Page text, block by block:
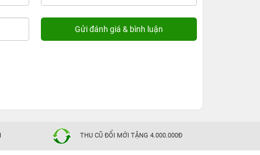
THU CŨ ĐỔI MỚI TẶNG 4.000.000Đ